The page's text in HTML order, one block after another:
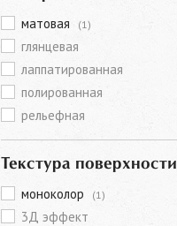
матовая (1)
глянцевая
лаппатированная
полированная
рельефная
Текстура поверхности
моноколор (1)
3Д эффект